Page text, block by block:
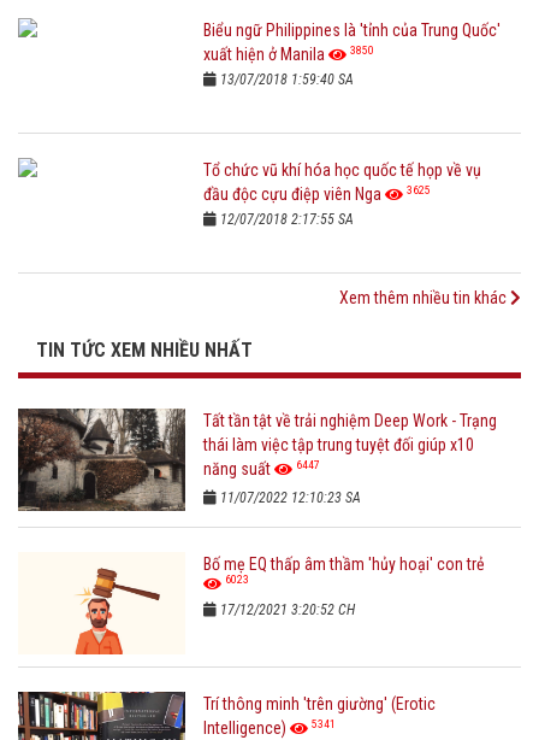
Biểu ngữ Philippines là 'tỉnh của Trung Quốc'
xuất hiện ở Manila
3850
13/07/2018 1:59:40 SA
Tổ chức vũ khí hóa học quốc tế họp về vụ
đầu độc cựu điệp viên Nga
3625
12/07/2018 2:17:55 SA
Xem thêm nhiều tin khác
TIN TỨC XEM NHIỀU NHẤT
Tất tần tật về trải nghiệm Deep Work - Trạng
thái làm việc tập trung tuyệt đối giúp x10
năng suất
6447
11/07/2022 12:10:23 SA
Bố mẹ EQ thấp âm thầm 'hủy hoại' con trẻ
6023
17/12/2021 3:20:52 CH
Trí thông minh 'trên giường' (Erotic
Intelligence)
5341